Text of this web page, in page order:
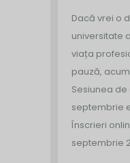
Dacă vrei o
universitate
viața
pauză,
Sesiunea
septembrie
Înscrieri
septembrie